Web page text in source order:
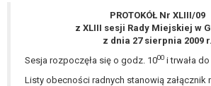
PROTOKÓŁ Nr XLIII/09
z XLIII sesji Rady Miejskiej w
z dnia 27 sierpnia 2009 r.
Sesja rozpoczęła się o godz. 1000 i trwała
Listy obecności radnych stanowią załącznik
prawo sprzeciwu wobec
danych na podstawie art. 21
przetwarzania danych
podstawą prawną jest:
niezbędność